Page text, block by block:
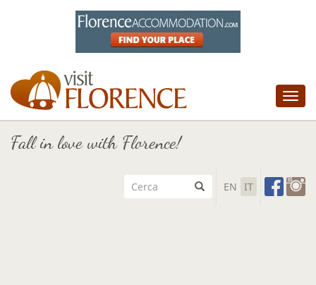
Fall in love with Florence!
EN IT